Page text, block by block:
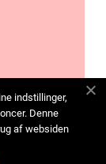
indstillinger,
Denne
af websiden